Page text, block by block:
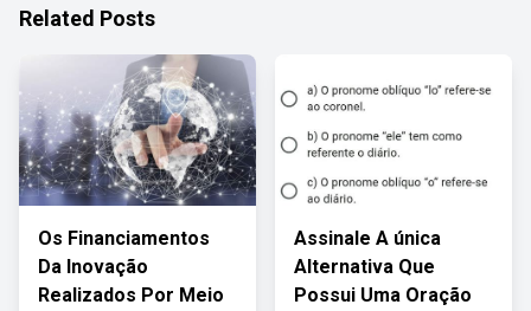
Related Posts
Os Financiamentos
Da Inovação
Realizados Por Meio
Assinale A única
Alternativa Que
Possui Uma Oração